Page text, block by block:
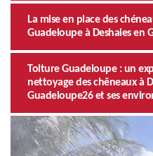
La mise en place des
Guadeloupe à Deshaies en
Toiture Guadeloupe : un
nettoyage des chêneaux à
Guadeloupe26 et ses